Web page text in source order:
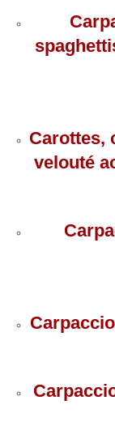
Carottes,
velouté